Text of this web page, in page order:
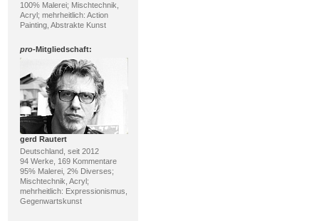
100% Malerei; Mischtechnik,
Acryl; mehrheitlich: Action
Painting, Abstrakte Kunst
pro-Mitgliedschaft:
gerd Rautert
Deutschland, seit 2012
94 Werke, 169 Kommentare
95% Malerei, 2% Diverses;
Mischtechnik, Acryl;
mehrheitlich: Expressionismus,
Gegenwartskunst